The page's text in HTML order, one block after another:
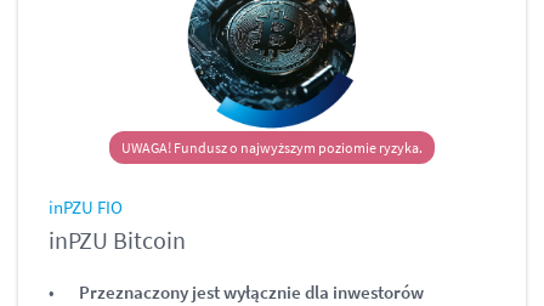
UWAGA! Fundusz o najwyższym poziomie ryzyka.
inPZU FIO
inPZU Bitcoin
Przeznaczony jest wyłącznie dla inwestorów